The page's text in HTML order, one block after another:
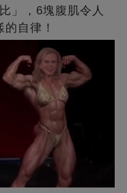
」，6塊腹肌令人
自律！